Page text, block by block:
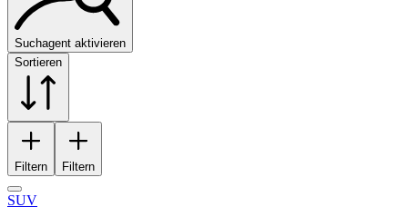
Suchagent aktivieren
Sortieren
Filtern Filtern
SUV